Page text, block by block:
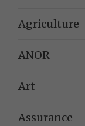
Agriculture
ANOR
Art
Assurance